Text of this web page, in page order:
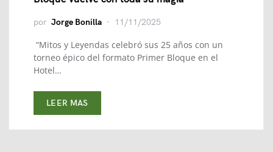
por Jorge Bonilla 11/11/2025
“Mitos y Leyendas celebró sus 25 años con un
torneo épico del formato Primer Bloque en el
Hotel…
LEER MAS